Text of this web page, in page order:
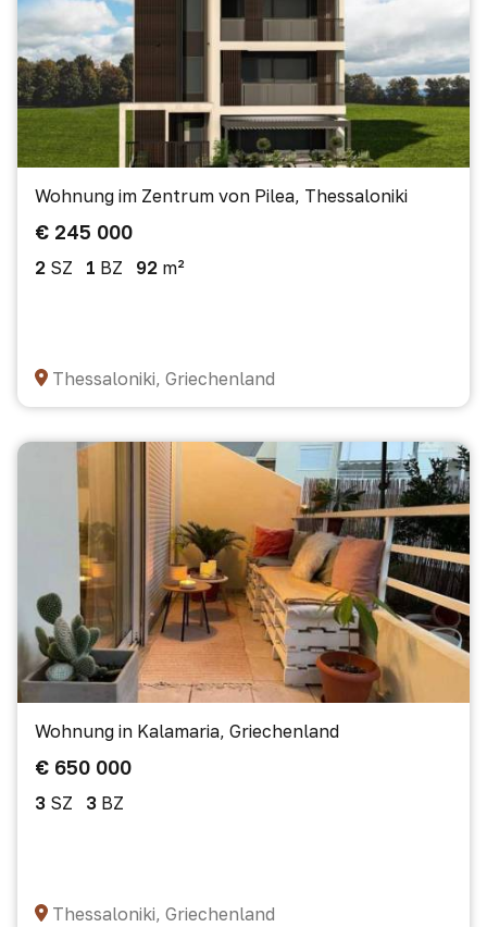
Wohnung im Zentrum von Pilea, Thessaloniki
€ 245 000
2 SZ 1 BZ 92 m²
Thessaloniki, Griechenland
Wohnung in Kalamaria, Griechenland
€ 650 000
3 SZ 3 BZ
Thessaloniki, Griechenland